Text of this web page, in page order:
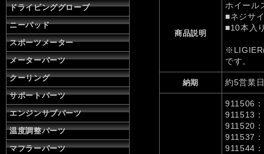
ドライビンググローブ
ニーパッド
スポーツメーター
メーターパーツ
クーリング
サポートパーツ
エンジンサブパーツ
温度調整パーツ
マフラーパーツ
商品説明
ホイール
■ネジサ
■10本入
です。
納期 約5営業
911506
911513
911520
911537
911544